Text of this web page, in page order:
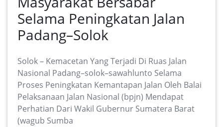
Selama Peningkatan Jalan
Padang–Solok
Solok – Kemacetan Yang Terjadi Di Ruas Jalan
Nasional Padang–solok–sawahlunto Selama
Proses Peningkatan Kemantapan Jalan Oleh Balai
Pelaksanaan Jalan Nasional (bpjn) Mendapat
Perhatian Dari Wakil Gubernur Sumatera Barat
(wagub Sumba